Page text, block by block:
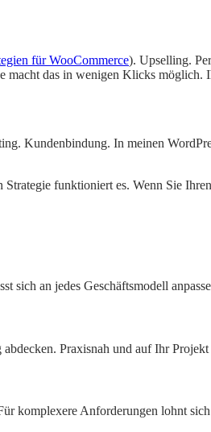
für WooCommerce). Upselling.
das in wenigen Klicks möglich.
Kundenbindung. In meinen
funktioniert es. Wenn Sie
sich an jedes Geschäftsmodell
Praxisnah und auf Ihr Projekt
komplexere Anforderungen lohnt